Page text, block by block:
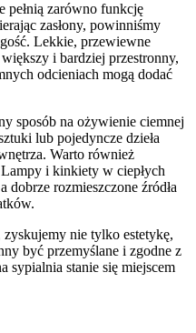
pełnią zarówno funkcję
zasłony, powinniśmy
Lekkie, przewiewne
i bardziej przestronny,
odcieniach mogą dodać
sposób na ożywienie ciemnej
lub pojedyncze dzieła
Warto również
i kinkiety w ciepłych
rozmieszczone źródła
zyskujemy nie tylko estetykę,
być przemyślane i zgodne z
sypialnia stanie się miejscem